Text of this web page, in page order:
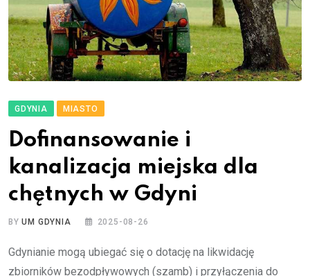
GDYNIA MIASTO
Dofinansowanie i
kanalizacja miejska dla
chętnych w Gdyni
BYUM GDYNIA 2025-08-26
Gdynianie mogą ubiegać się o dotację na likwidację
zbiorników bezodpływowych (szamb) i przyłączenia do